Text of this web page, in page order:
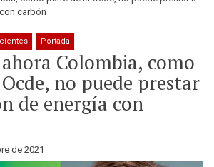
carbón
Portada
Colombia, como
no puede prestar
de energía con
de 2021